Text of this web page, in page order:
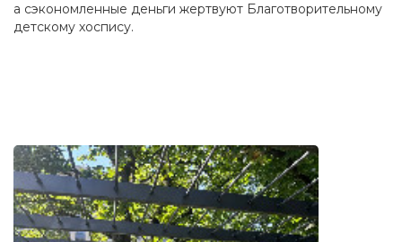
а сэкономленные деньги жертвуют Благотворительному
детскому хоспису.